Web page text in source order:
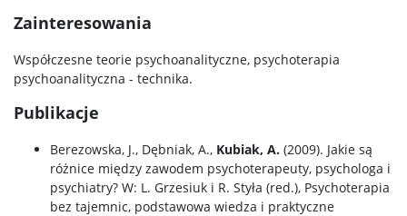
Centrum Psychologii Dzieci i Młodzieży
Centrum Zastosowań Psychologii
Laboratorium Psychologii Zwierząt
Zainteresowania
Współczesne teorie psychoanalityczne, psychoterapia
psychoanalityczna - technika.
Publikacje
Berezowska, J., Dębniak, A., Kubiak, A. (2009). Jakie są
różnice między zawodem psychoterapeuty, psychologa i
psychiatry? W: L. Grzesiuk i R. Styła (red.), Psychoterapia
bez tajemnic, podstawowa wiedza i praktyczne